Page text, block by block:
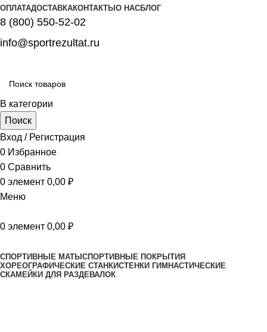
ОПЛАТАДОСТАВКАКОНТАКТЫ О НАСБЛОГ
8 (800) 550-52-02
info@sportrezultat.ru
В категории
Поиск
Вход / Регистрация
0 Избранное
0 Сравнить
0 элемент 0,00 ₽
Меню
0 элемент 0,00 ₽
СПОРТИВНЫЕ МАТЫ СПОРТИВНЫЕ ПОКРЫТИЯ
ХОРЕОГРАФИЧЕСКИЕ СТАНКИСТЕНКИ ГИМНАСТИЧЕСКИЕ
СКАМЕЙКИ ДЛЯ РАЗДЕВАЛОК